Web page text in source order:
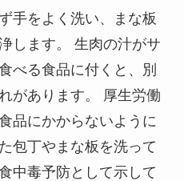
手をよく洗い、まな板
します。 生肉の汁がサ
べる食品に付くと、別
があります。 厚生労働
品にかからないように
包丁やまな板を洗って
中毒予防として示して